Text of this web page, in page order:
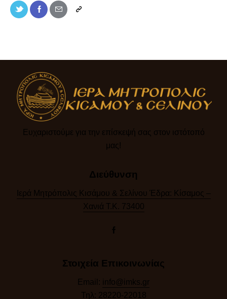
Ευχαριστούμε για την επίσκεψή σας στον ιστότοπό
μας!​
Διεύθυνση
Ιερά Μητρόπολις Κισάμου & Σελίνου Έδρα: Κίσαμος –
Χανιά Τ.Κ. 73400
Στοιχεία Επικοινωνίας
Email: info@imks.gr
Τηλ: 28220-22018